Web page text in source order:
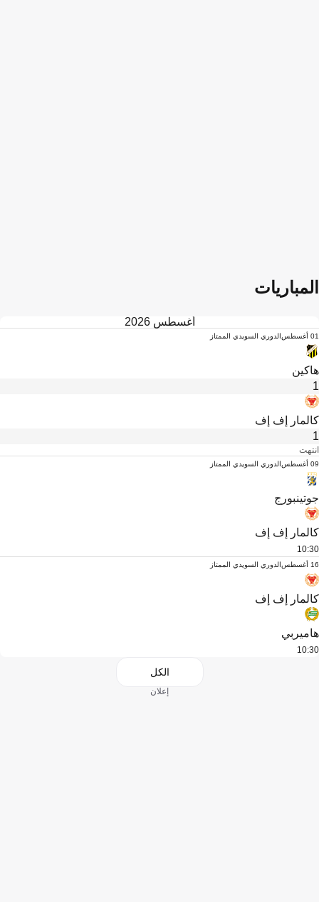
المباريات
أغسطس 2026
01 أغسطس الدوري السويدي الممتاز
هاكين
1
كالمار إف إف
1
انتهت
09 أغسطس الدوري السويدي الممتاز
جوتينبورج
كالمار إف إف
10:30
16 أغسطس الدوري السويدي الممتاز
كالمار إف إف
هاميربي
10:30
الكل
إعلان